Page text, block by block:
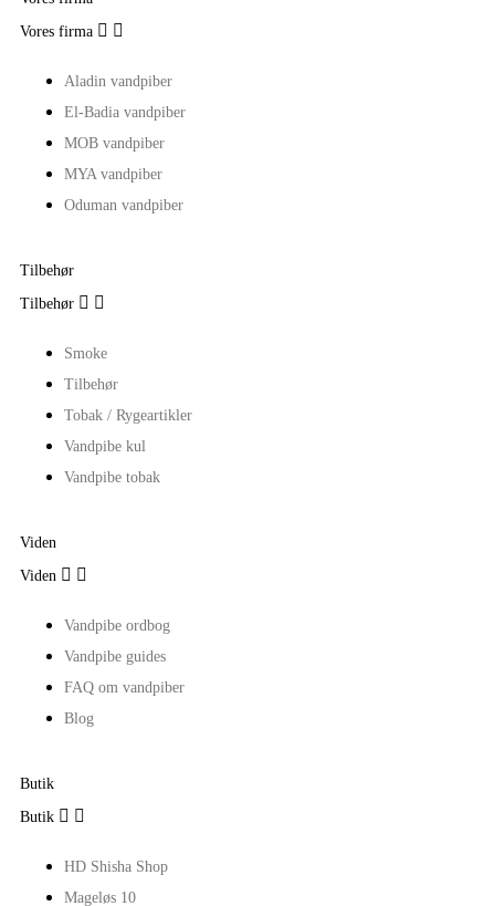
Vores firma  
Aladin vandpiber
El-Badia vandpiber
MOB vandpiber
MYA vandpiber
Oduman vandpiber
Tilbehør
Tilbehør  
Smoke
Tilbehør
Tobak / Rygeartikler
Vandpibe kul
Vandpibe tobak
Viden
Viden  
Vandpibe ordbog
Vandpibe guides
FAQ om vandpiber
Blog
Butik
Butik  
HD Shisha Shop
Mageløs 10